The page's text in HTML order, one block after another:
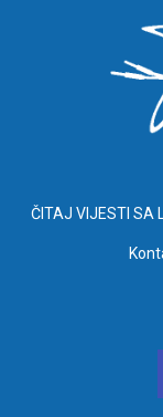
ČITAJ VIJESTI SA